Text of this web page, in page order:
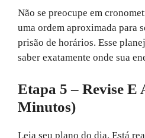
Não se preocupe em
uma ordem aproximada para
prisão de horários. Esse
saber exatamente onde sua
Etapa 5 – Revise E
Minutos)
Leia seu plano do dia. Está